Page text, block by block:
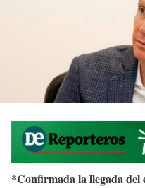
*Confirmada la llegada del